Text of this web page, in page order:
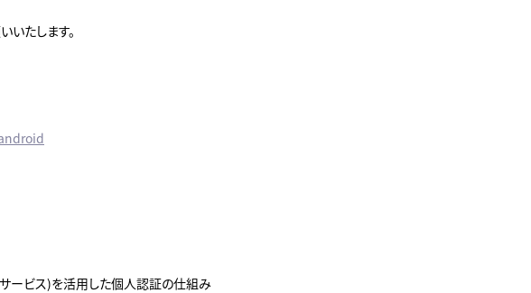
いたします。
ービス)を活用した個人認証の仕組み